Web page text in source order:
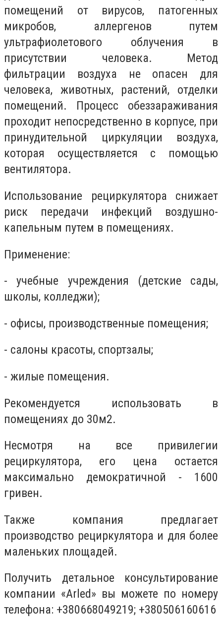
помещений от вирусов, патогенных
микробов, аллергенов путем
ультрафиолетового облучения в
присутствии человека. Метод
фильтрации воздуха не опасен для
человека, животных, растений, отделки
помещений. Процесс обеззараживания
проходит непосредственно в корпусе, при
принудительной циркуляции воздуха,
которая осуществляется с помощью
вентилятора.
Использование рециркулятора снижает
риск передачи инфекций воздушно-
капельным путем в помещениях.
Применение:
- учебные учреждения (детские сады,
школы, колледжи);
- офисы, производственные помещения;
- салоны красоты, спортзалы;
- жилые помещения.
Рекомендуется использовать в
помещениях до 30м2.
Несмотря на все привилегии
рециркулятора, его цена остается
максимально демократичной - 1600
гривен.
Также компания предлагает
производство рециркулятора и для более
маленьких площадей.
Получить детальное консультирование
компании «Arled» вы можете по номеру
телефона: +380668049219; +380506160616